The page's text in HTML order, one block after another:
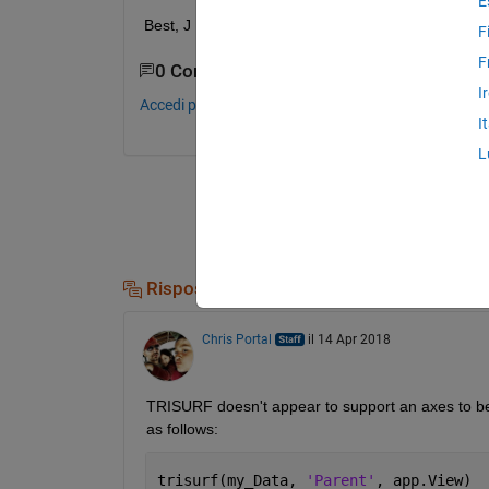
Best, J
0 Commenti
Accedi per commentare.
Risposte (2)
Chris Portal il 14 Apr 2018
TRISURF doesn't appear to support an axes to
as follows:
trisurf(my_Data, 'Parent' , app.View)